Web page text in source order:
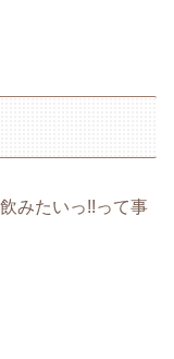
みたいっ!!って事